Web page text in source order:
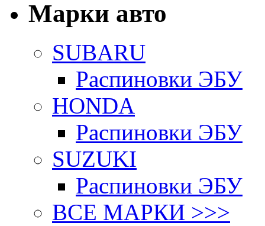
Марки авто
SUBARU
Распиновки ЭБУ
HONDA
Распиновки ЭБУ
SUZUKI
Распиновки ЭБУ
ВСЕ МАРКИ >>>